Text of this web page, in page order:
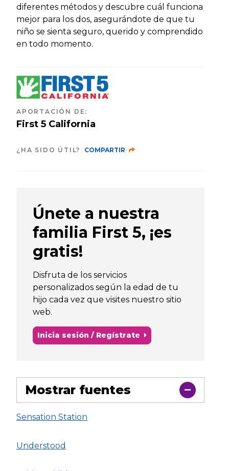
diferentes métodos y descubre cuál funciona
mejor para los dos, asegurándote de que tu
niño se sienta seguro, querido y comprendido
en todo momento.
APORTACIÓN DE :
First 5 California
¿HA SIDO ÚTIL? COMPARTIR
Únete a nuestra
familia First 5, ¡es
gratis!
Disfruta de los servicios
personalizados según la edad de tu
hijo cada vez que visites nuestro sitio
web.
Inicia sesión / Regístrate
Mostrar fuentes
Sensation Station
Understood